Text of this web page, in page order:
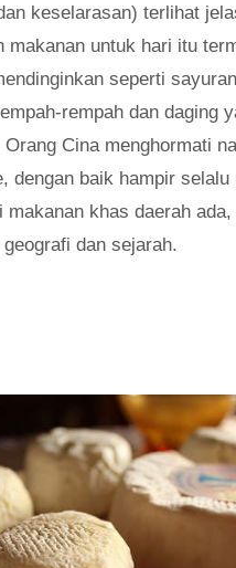
keselarasan) terlihat
makanan untuk hari itu
seperti
rempah dan daging
Orang Cina menghormati
dengan baik hampir selalu
makanan khas daerah ada,
dan sejarah.